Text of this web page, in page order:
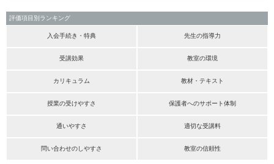
評価項目別ランキング
入会手続き・特典 先生の指導力
受講効果 教室の環境
カリキュラム 教材・テキスト
授業の受けやすさ 保護者へのサポート体制
通いやすさ 適切な受講料
問い合わせのしやすさ 教室の信頼性